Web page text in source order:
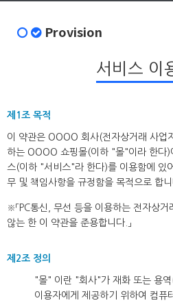
Provision
서비스 이
제1조 목적
이 약관은 OOOO 회사(전자상거래 사업
하는 OOOO 쇼핑몰(이하 "몰"이라 한다)
스(이하 "서비스"라 한다)를 이용함에 있
무 및 책임사항을 규정함을 목적으로 합니
※「PC통신, 무선 등을 이용하는 전자상
않는 한 이 약관을 준용합니다.」
제2조 정의
"몰" 이란 "회사"가 재화 또는 용
이용자에게 제공하기 위하여 컴퓨